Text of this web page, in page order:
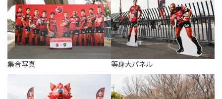
集合写真 等身大パネル